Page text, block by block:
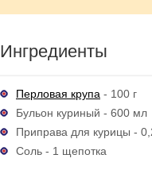
Ингредиенты
Перловая крупа - 100 г
Бульон куриный - 600 мл
Приправа для курицы -
Соль - 1 щепотка